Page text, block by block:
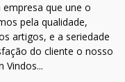
que une o
pela qualidade,
artigos, e a seriedade
do cliente o nosso
Vindos...